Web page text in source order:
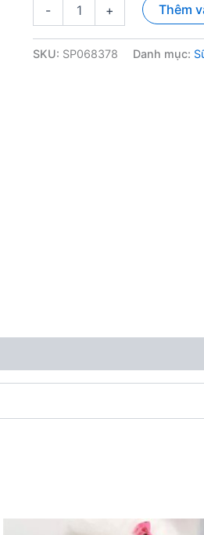
-
ve
+ Thêm
SKU: SP068378 Danh mục: